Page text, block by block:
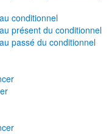
conditionnel
présent du conditionnel
passé du conditionnel